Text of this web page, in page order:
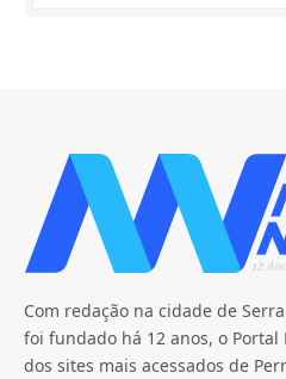
Com redação na cidade de
foi fundado há 12 anos, o
dos sites mais acessados de